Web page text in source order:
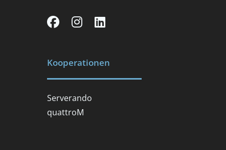
Kooperationen
Serverando
quattroM